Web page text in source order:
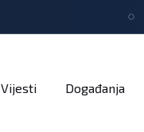
Vijesti Događanja